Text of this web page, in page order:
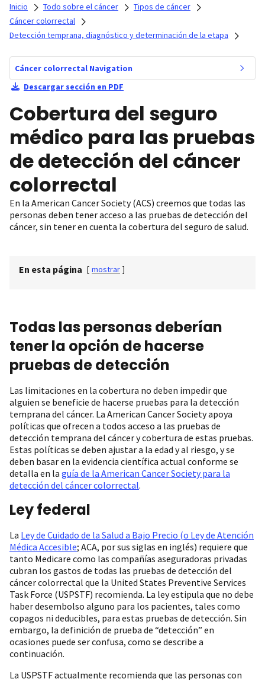
Inicio Todo sobre el cáncer
Tipos de cáncer
Cáncer colorrectal
Detección temprana, diagnóstico y determinación de la etapa
Cáncer colorrectal Navigation
Descargar sección en PDF
Cobertura del seguro
médico para las pruebas
de detección del cáncer
colorrectal
En la American Cancer Society (ACS) creemos que todas las
personas deben tener acceso a las pruebas de detección del
cáncer, sin tener en cuenta la cobertura del seguro de salud.
En esta página [ mostrar ]
Todas las personas deberían
tener la opción de hacerse
pruebas de detección
Las limitaciones en la cobertura no deben impedir que
alguien se beneficie de hacerse pruebas para la detección
temprana del cáncer. La American Cancer Society apoya
políticas que ofrecen a todos acceso a las pruebas de
detección temprana del cáncer y cobertura de estas pruebas.
Estas políticas se deben ajustar a la edad y al riesgo, y se
deben basar en la evidencia científica actual conforme se
detalla en la guía de la American Cancer Society para la
detección del cáncer colorrectal.
Ley federal
La Ley de Cuidado de la Salud a Bajo Precio (o Ley de Atención
Médica Accesible; ACA, por sus siglas en inglés) requiere que
tanto Medicare como las compañías aseguradoras privadas
cubran los gastos de todas las pruebas de detección del
cáncer colorrectal que la United States Preventive Services
Task Force (USPSTF) recomienda. La ley estipula que no debe
haber desembolso alguno para los pacientes, tales como
copagos ni deducibles, para estas pruebas de detección. Sin
embargo, la definición de prueba de “detección” en
ocasiones puede ser confusa, como se describe a
continuación.
La USPSTF actualmente recomienda que las personas con